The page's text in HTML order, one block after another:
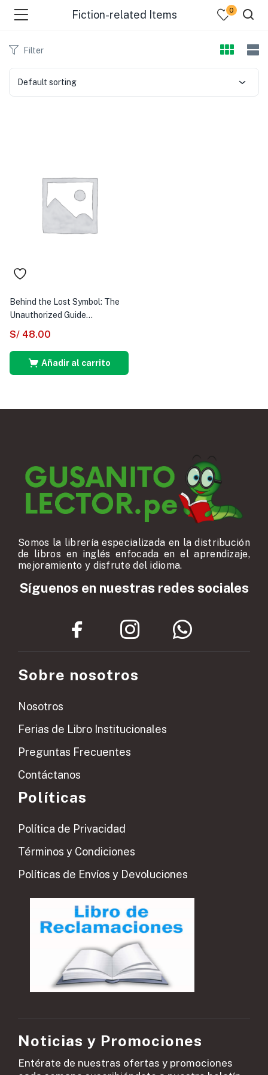
Fiction-related Items 0
Filter
Default sorting
Behind the Lost Symbol: The
Unauthorized Guide...
S/ 48.00
Añadir al carrito
Somos la librería especializada en la distribución
de libros en inglés enfocada en el aprendizaje,
mejoramiento y disfrute del idioma.
Síguenos en nuestras redes sociales
Sobre nosotros
Nosotros
Ferias de Libro Institucionales
Preguntas Frecuentes
Contáctanos
Políticas
Política de Privacidad
Términos y Condiciones
Políticas de Envíos y Devoluciones
Noticias y Promociones
Entérate de nuestras ofertas y promociones